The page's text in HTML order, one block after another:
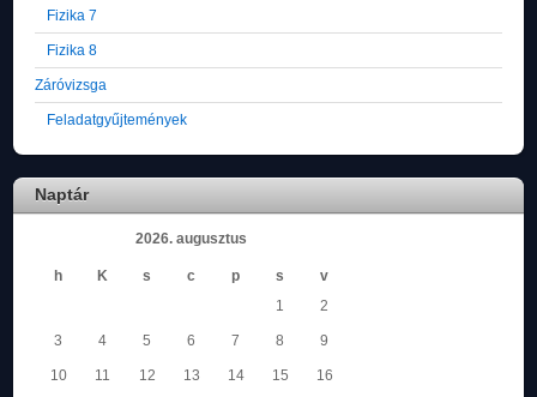
Fizika 7
Fizika 8
Záróvizsga
Feladatgyűjtemények
Naptár
2026. augusztus
h K s c p s
v
1
2
3 4 5 6 7 8 9
10 11 12 13 14 15 16